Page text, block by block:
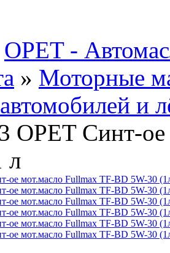
OPET -
» Моторные
и
OPET Синт-
л